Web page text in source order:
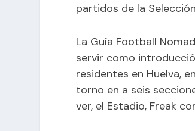
partidos de la
La Guía Football
servir como
residentes en Huelva,
torno en a seis
ver, el Estadio, Freak